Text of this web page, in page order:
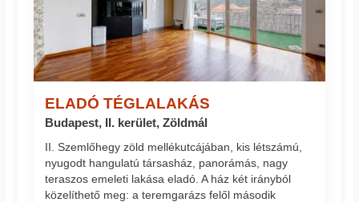
ELADÓ TÉGLALAKÁS
Budapest, II. kerület, Zöldmál
II. Szemlőhegy zöld mellékutcájában, kis létszámú,
nyugodt hangulatú társasház, panorámás, nagy
teraszos emeleti lakása eladó. A ház két irányból
közelíthető meg: a teremgarázs felől második